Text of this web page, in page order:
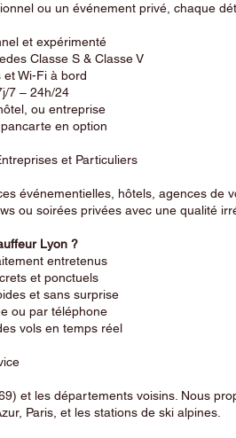
ou un événement privé, chaque
et expérimenté
Classe S & Classe V
Wi-Fi à bord
7 – 24h/24
ou entreprise
en option
et Particuliers
événementielles, hôtels, agences de
ou soirées privées avec une qualité
Lyon ?
entretenus
et ponctuels
et sans surprise
ou par téléphone
vols en temps réel
et les départements voisins. Nous
Paris, et les stations de ski alpines.